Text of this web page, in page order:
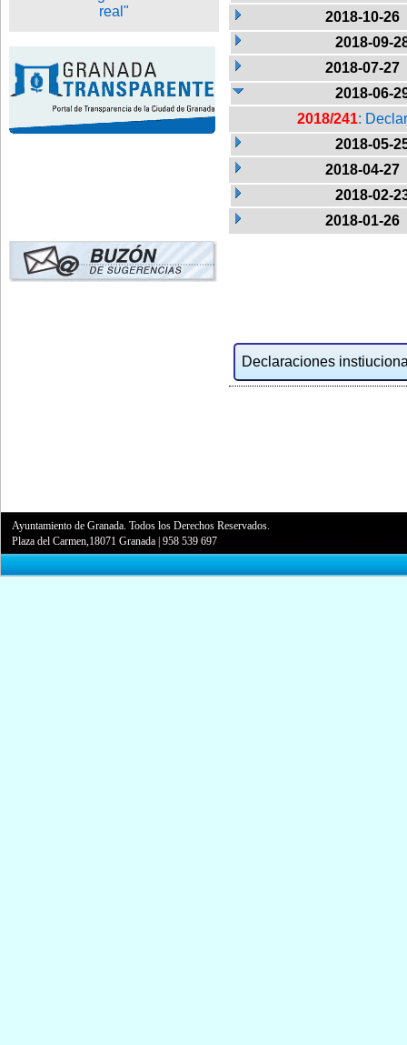
2018-10-26
2018-09-
2018-07-27
2018-06-
2018/241:
2018-05-
2018-04-27
2018-02-
2018-01-26
Declaraciones
Ayuntamiento de Granada. Todos los Derechos Reservados.
Plaza del Carmen,18071 Granada |958 539 697